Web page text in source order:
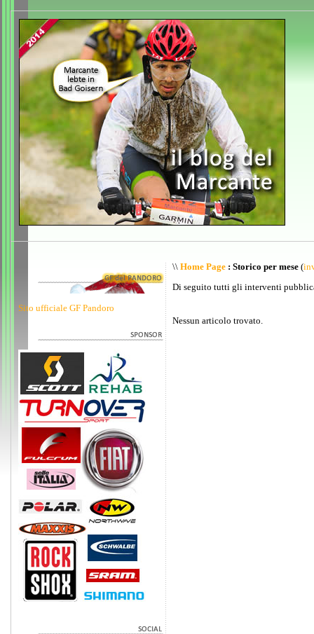
Sito ufficiale GF Pandoro
\\ Home Page : Storico per mese (
Di seguito tutti gli interventi
Nessun articolo trovato.